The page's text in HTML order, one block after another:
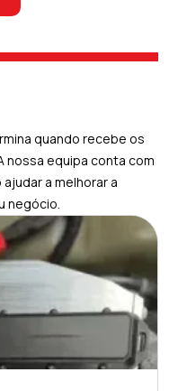
quando recebe os
nossa equipa conta com
a melhorar a
negócio.